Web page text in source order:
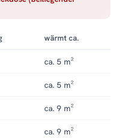
ab und
wärmt ca.
ca. 5 m²
ca. 5 m²
ca. 9 m²
ca. 9 m²